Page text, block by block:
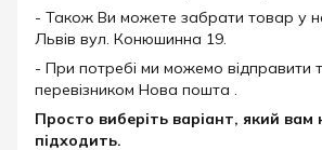
- Також Ви можете забрати товар у
Львів вул. Конюшинна 19.
- При потребі ми можемо відправити
перевізником Нова пошта .
Просто виберіть варіант, який вам
підходить.